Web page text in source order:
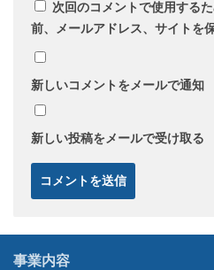
次回のコメントで使用する
前、メールアドレス、サイトを
新しいコメントをメールで通知
新しい投稿をメールで受け取る
事業内容